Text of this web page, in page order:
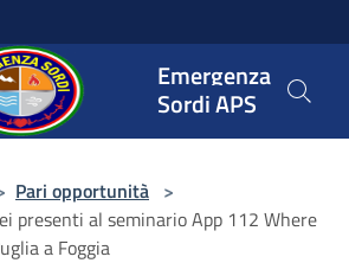
Emergenza
Sordi APS
Pari opportunità >
presenti al seminario App 112 Where
a Foggia